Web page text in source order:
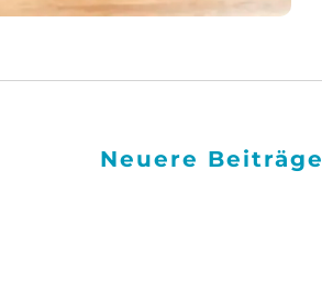
Neuere Beiträge